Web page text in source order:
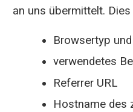
an uns übermittelt. Dies
Browsertyp
verwendetes
Referrer URL
Hostname des